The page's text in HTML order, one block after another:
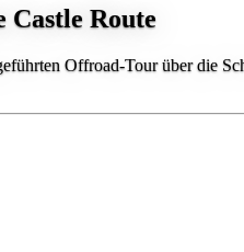
Route
Offroad-Tour über die